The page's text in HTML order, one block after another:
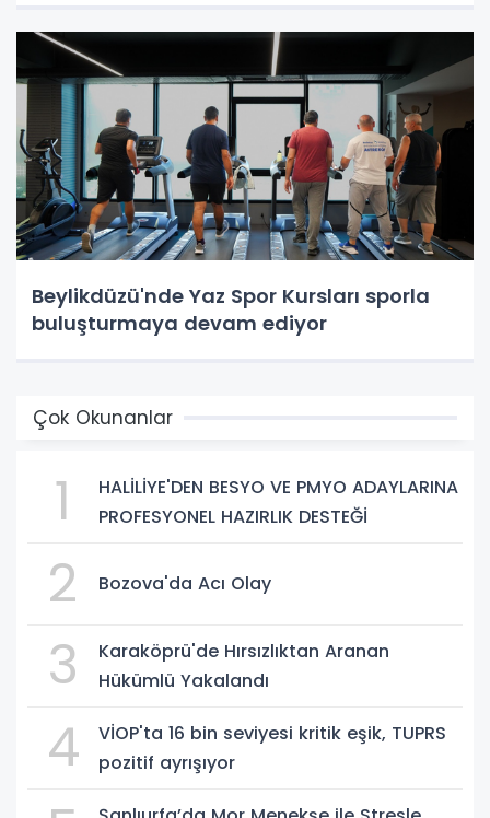
Beylikdüzü'nde Yaz Spor Kursları sporla
buluşturmaya devam ediyor
Çok Okunanlar
1
HALİLİYE'DEN BESYO VE PMYO ADAYLARINA
PROFESYONEL HAZIRLIK DESTEĞİ
2 Bozova'da Acı Olay
3
Karaköprü'de Hırsızlıktan Aranan
Hükümlü Yakalandı
4
VİOP'ta 16 bin seviyesi kritik eşik, TUPRS
pozitif ayrışıyor